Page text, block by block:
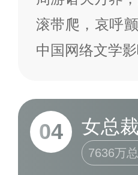
滚带爬，哀呼
中国网络文学
04 女总
7636万